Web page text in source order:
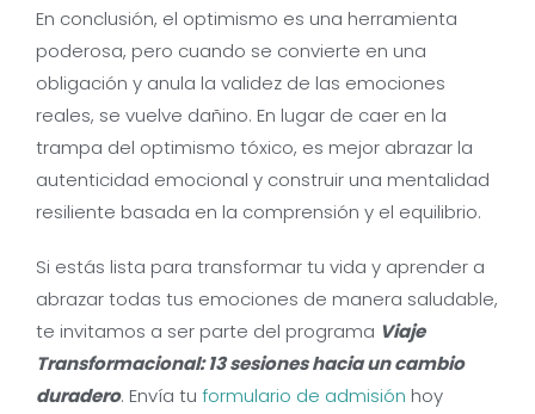
En conclusión, el optimismo es una herramienta
poderosa, pero cuando se convierte en una
obligación y anula la validez de las emociones
reales, se vuelve dañino. En lugar de caer en la
trampa del optimismo tóxico, es mejor abrazar la
autenticidad emocional y construir una mentalidad
resiliente basada en la comprensión y el equilibrio.
Si estás lista para transformar tu vida y aprender a
abrazar todas tus emociones de manera saludable,
te invitamos a ser parte del programa Viaje
Transformacional: 13 sesiones hacia un cambio
duradero. Envía tu formulario de admisión hoy